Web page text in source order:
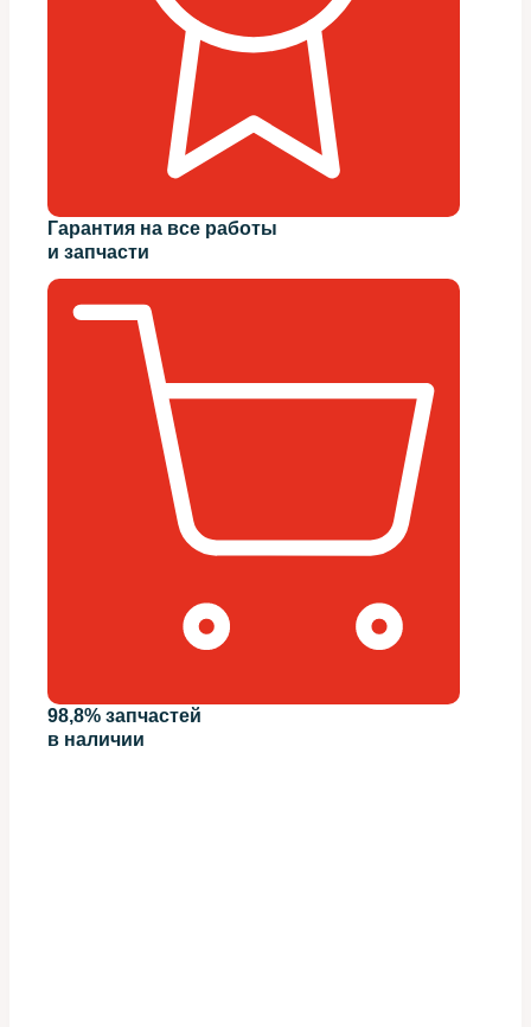
Гарантия на все работы
и запчасти
98,8% запчастей
в наличии